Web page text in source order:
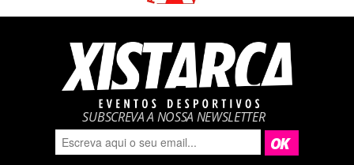
SUBSCREVA A NOSSA NEWSLETTER